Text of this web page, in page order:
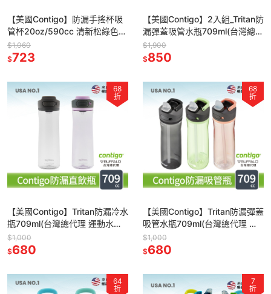
【美國Contigo】防漏手搖杯吸
管杯20oz/590cc 清新松綠色
(辦公杯 台灣公司貨 環保杯 吸管
水壺 飲料杯)
$1,060
$723
【美國Contigo】2入組_Tritan防
漏彈蓋吸管水瓶709ml(台灣總代
理 運動水瓶 水壺 吸嘴
Ashland)
$1,900
$850
68
折
【美國Contigo】Tritan防漏冷水
瓶709ml(台灣總代理 運動水瓶
水壺)
$1,000
$680
68
折
【美國Contigo】Tritan防漏彈蓋
吸管水瓶709ml(台灣總代理 運
動水瓶 水壺 吸嘴)
$1,000
$680
64
折
7
折